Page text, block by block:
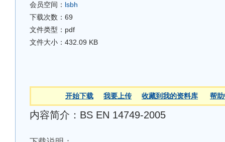
会员空间： lsbh
下载次数： 69
文件类型：pdf
文件大小：432.09 KB
开始下载 我要上传 收藏到我的资料库 帮
内容简介：BS EN 14749-2005